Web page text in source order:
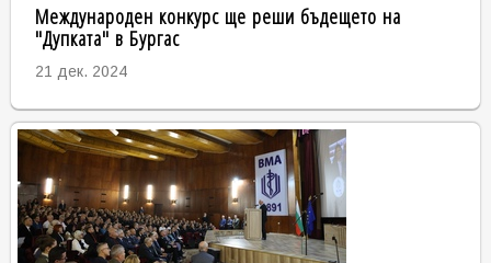
Международен конкурс ще реши бъдещето на
"Дупката" в Бургас
21 дек. 2024